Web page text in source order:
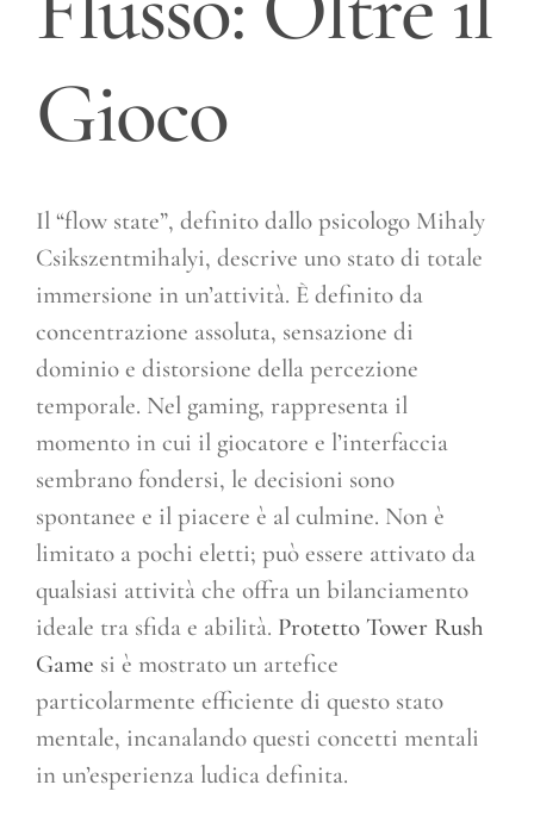
Gioco
Il “flow state”, definito dallo psicologo Mihaly
Csikszentmihalyi, descrive uno stato di totale
immersione in un’attività. È definito da
concentrazione assoluta, sensazione di
dominio e distorsione della percezione
temporale. Nel gaming, rappresenta il
momento in cui il giocatore e l’interfaccia
sembrano fondersi, le decisioni sono
spontanee e il piacere è al culmine. Non è
limitato a pochi eletti; può essere attivato da
qualsiasi attività che offra un bilanciamento
ideale tra sfida e abilità. Protetto Tower Rush
Game si è mostrato un artefice
particolarmente efficiente di questo stato
mentale, incanalando questi concetti mentali
in un’esperienza ludica definita.